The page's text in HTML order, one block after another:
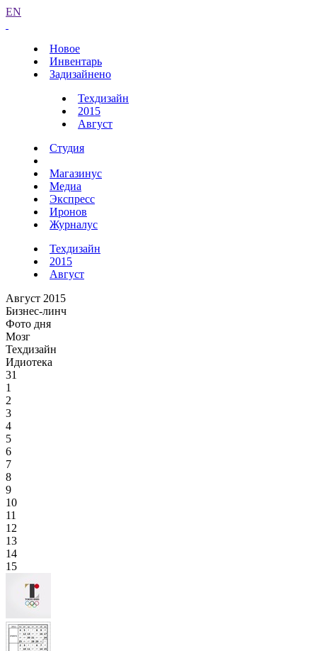
EN
Новое
Инвентарь
Задизайнено
Техдизайн
2015
Август
Студия
Магазинус
Медиа
Экспресс
Иронов
Журналус
Техдизайн
2015
Август
Август 2015
Бизнес-линч
Фото дня
Мозг
Техдизайн
Идиотека
31
1
2
3
4
5
6
7
8
9
10
11
12
13
14
15